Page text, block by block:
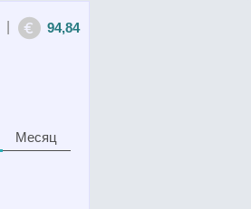
94,84
Месяц